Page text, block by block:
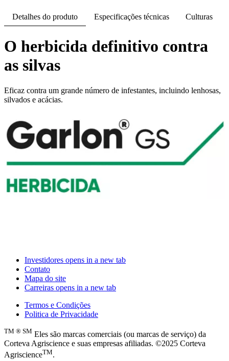
Detalhes do produto Especificações técnicas Culturas
O herbicida definitivo contra
as silvas
Eficaz contra um grande número de infestantes, incluindo lenhosas,
silvados e acácias.
Investidores opens in a new tab
Contato
Mapa do site
Carreiras opens in a new tab
Termos e Condições
Politica de Privacidade
TM ® SM Eles são marcas comerciais (ou marcas de serviço) da
Corteva Agriscience e suas empresas afiliadas. ©2025 Corteva
AgriscienceTM.